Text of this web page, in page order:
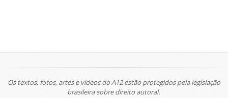
Os textos, fotos, artes e vídeos do A12 estão protegidos pela legislação
brasileira sobre direito autoral.